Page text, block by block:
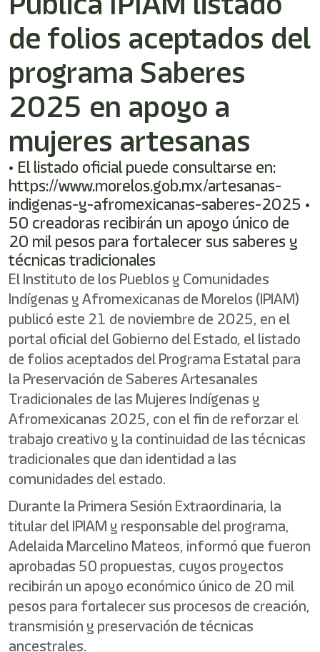
Este
acceso
directo
lector
de
pantalla
ayudarle
navegar
interactuar
con
contenido.
de folios aceptados del
programa Saberes
2025 en apoyo a
mujeres artesanas
• El listado oficial puede consultarse en:
https://www.morelos.gob.mx/artesanas-
indigenas-y-afromexicanas-saberes-2025 •
50 creadoras recibirán un apoyo único de
20 mil pesos para fortalecer sus saberes y
técnicas tradicionales
El Instituto de los Pueblos y Comunidades
Indígenas y Afromexicanas de Morelos (IPIAM)
publicó este 21 de noviembre de 2025, en el
portal oficial del Gobierno del Estado, el listado
de folios aceptados del Programa Estatal para
la Preservación de Saberes Artesanales
Tradicionales de las Mujeres Indígenas y
Afromexicanas 2025, con el fin de reforzar el
trabajo creativo y la continuidad de las técnicas
tradicionales que dan identidad a las
comunidades del estado.
Durante la Primera Sesión Extraordinaria, la
titular del IPIAM y responsable del programa,
Adelaida Marcelino Mateos, informó que fueron
aprobadas 50 propuestas, cuyos proyectos
recibirán un apoyo económico único de 20 mil
pesos para fortalecer sus procesos de creación,
transmisión y preservación de técnicas
ancestrales.